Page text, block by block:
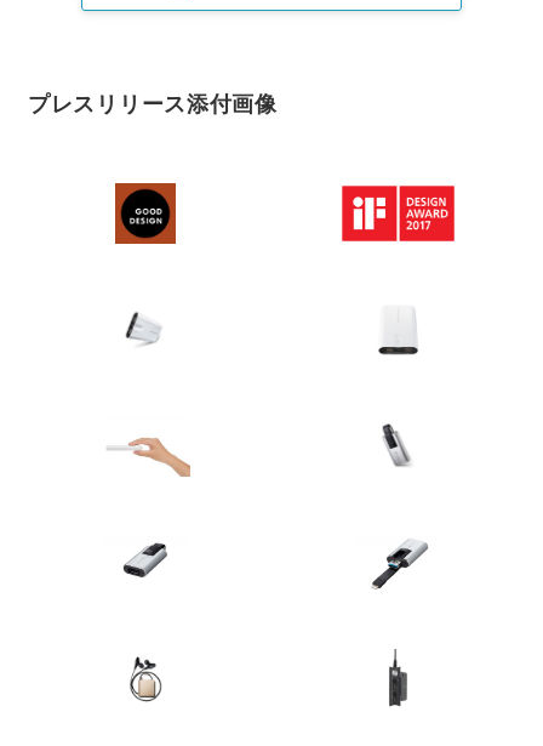
プレスリリース添付画像